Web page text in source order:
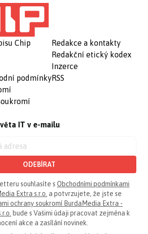
Chip
podmínky
Redakce a kontakty
Redakční etický kodex
Inzerce
RSS
IT v e-mailu
ODEBÍRAT
souhlasíte s Obchodními podmínkami
Extra s.r.o. a potvrzujete, že jste se
ochrany soukromí BurdaMedia Extra -
bude s Vašimi údaji pracovat zejména k
akce a zasílání novinek.